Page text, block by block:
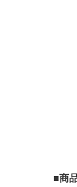
■商